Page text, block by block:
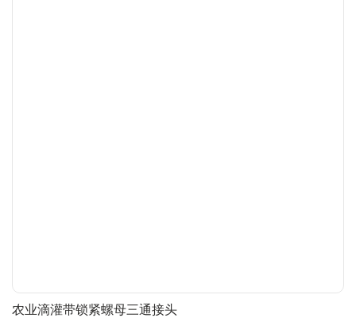
农业滴灌带锁紧螺母三通接头